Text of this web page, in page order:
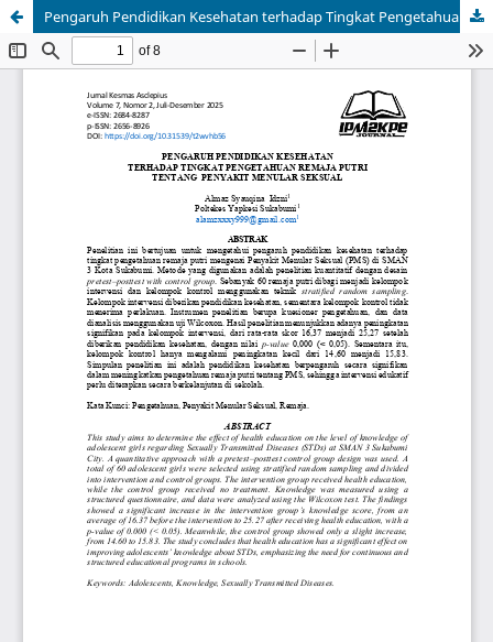
Pengaruh Pendidikan Kesehatan terhadap Tingkat Pengetahuan Remaja Putri tentang Penyakit Menular Seksual